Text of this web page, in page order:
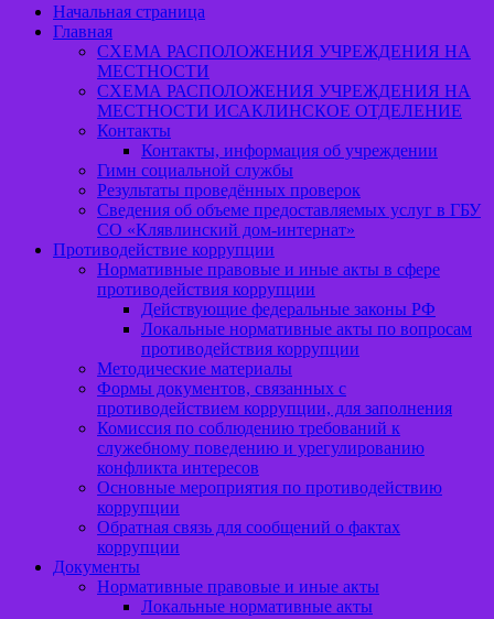
Начальная страница
Главная
СХЕМА РАСПОЛОЖЕНИЯ УЧРЕЖДЕНИЯ НА
МЕСТНОСТИ
СХЕМА РАСПОЛОЖЕНИЯ УЧРЕЖДЕНИЯ НА
МЕСТНОСТИ ИСАКЛИНСКОЕ ОТДЕЛЕНИЕ
Контакты
Контакты, информация об учреждении
Гимн социальной службы
Результаты проведённых проверок
Сведения об объеме предоставляемых услуг в ГБУ
СО «Клявлинский дом-интернат»
Противодействие коррупции
Нормативные правовые и иные акты в сфере
противодействия коррупции
Действующие федеральные законы РФ
Локальные нормативные акты по вопросам
противодействия коррупции
Методические материалы
Формы документов, связанных с
противодействием коррупции, для заполнения
Комиссия по соблюдению требований к
служебному поведению и урегулированию
конфликта интересов
Основные мероприятия по противодействию
коррупции
Обратная связь для сообщений о фактах
коррупции
Документы
Нормативные правовые и иные акты
Локальные нормативные акты